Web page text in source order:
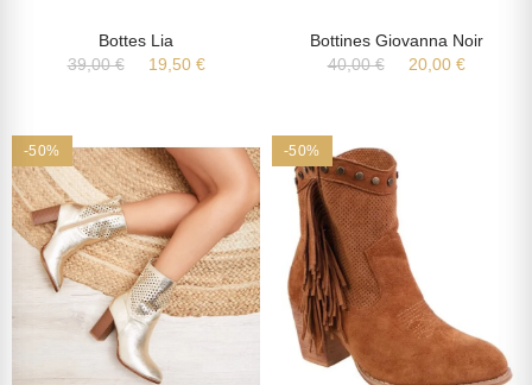
Bottes Lia
39,00 €
19,50 €
Bottines Giovanna Noir
40,00 €
20,00 €
-50% -50%